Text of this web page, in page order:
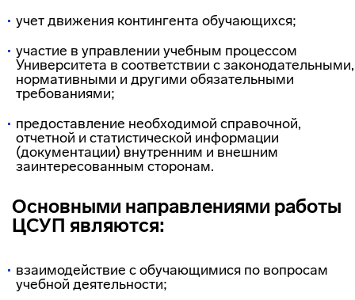
учет движения контингента обучающихся;
участие в управлении учебным процессом
Университета в соответствии с законодательными,
нормативными и другими обязательными
требованиями;
предоставление необходимой справочной,
отчетной и статистической информации
(документации) внутренним и внешним
заинтересованным сторонам.
Основными направлениями работы
ЦСУП являются:
взаимодействие с обучающимися по вопросам
учебной деятельности;